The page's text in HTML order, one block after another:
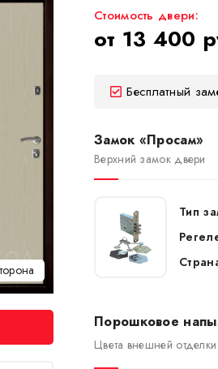
Стоимость двери:
от 13 400
Бесплатный
Замок «Просам»
Верхний замок двери
Тип
Порошковое
Цвета внешней